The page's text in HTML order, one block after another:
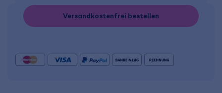
Versandkostenfrei bestellen